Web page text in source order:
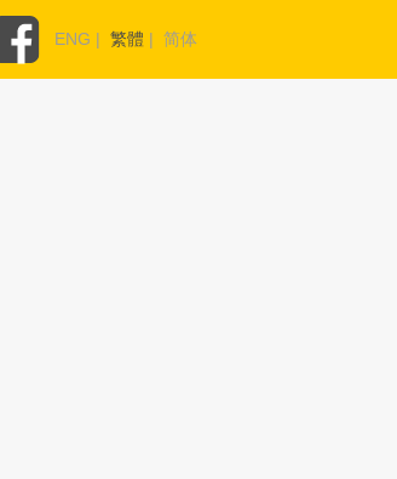
ENG | 繁體 | 简体